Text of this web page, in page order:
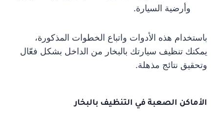
وأرضية السيارة.
باستخدام هذه الأدوات واتباع الخطوات المذكورة،
يمكنك تنظيف سيارتك بالبخار من الداخل بشكل فعّال
وتحقيق نتائج مذهلة.
الأماكن الصعبة في التنظيف بالبخار